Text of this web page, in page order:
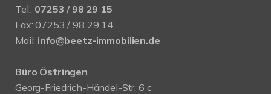
Tel.: 07253 / 98 29 15
Fax: 07253 / 98 29 14
Mail: info@beetz-immobilien.de
Büro Östringen
Georg-Friedrich-Händel-Str. 6 c